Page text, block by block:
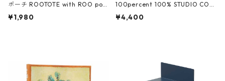
ポーチ ROOTOTE with ROO pou
ch 3532 ルートート WR.ポーチ.ラ
¥1,980
100percent 100% STUDIO COH
AKU Timeless 100パーセント ス
¥4,400